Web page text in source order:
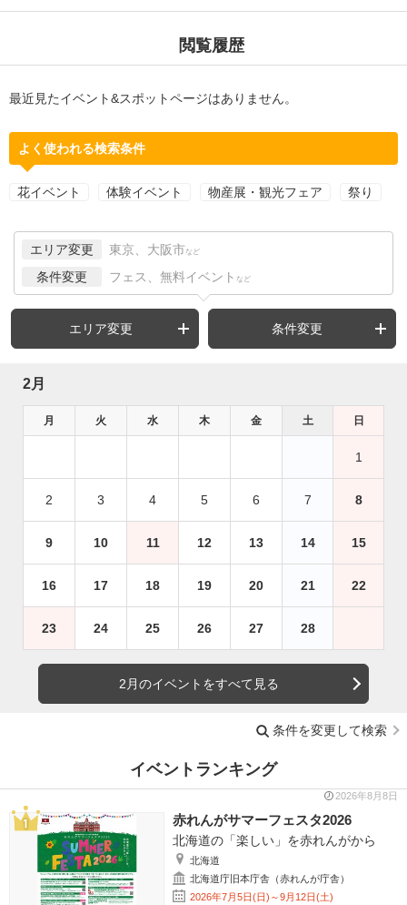
閲覧履歴
最近見たイベント&スポットページはありません。
よく使われる検索条件
花イベント 体験イベント 物産展・観光フェア 祭り
エリア変更 東京、大阪市 など
条件変更 フェス、無料イベント など
エリア変更 条件変更
2月
月 火 水 木 金 土 日
1
2 3 4 5 6 7 8
9 10 11 12 13 14 15
16 17 18 19 20 21 22
23 24 25 26 27 28
2月のイベントをすべて見る
条件を変更して検索
イベントランキング
2026年8月8日
赤れんがサマーフェスタ2026
北海道の「楽しい」を赤れんがから
北海道
北海道庁旧本庁舎（赤れんが庁舎）
2026年7月5日(日)～9月12日(土)